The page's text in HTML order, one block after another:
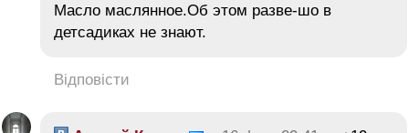
Масло маслянное.Об этом разве-шо в
детсадиках не знают.
Відповісти